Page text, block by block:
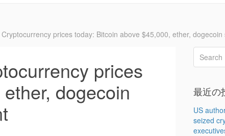
prices today: Bitcoin above $45,000, ether,
prices
dogecoin
最近の
US
seized